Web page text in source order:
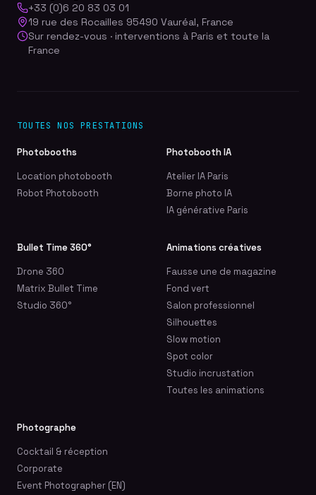
+33 (0)6 20 83 03 01
19 rue des Rocailles 95490 Vauréal, France
Sur rendez-vous · interventions à Paris et toute la
France
TOUTES NOS PRESTATIONS
Photobooths
Location photobooth
Robot Photobooth
Photobooth IA
Atelier IA Paris
Borne photo IA
IA générative Paris
Bullet Time 360°
Drone 360
Matrix Bullet Time
Studio 360°
Animations créatives
Fausse une de magazine
Fond vert
Salon professionnel
Silhouettes
Slow motion
Spot color
Studio incrustation
Toutes les animations
Photographe
Cocktail & réception
Corporate
Event Photographer (EN)